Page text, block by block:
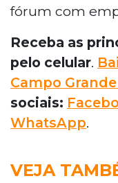
fórum com
Receba as
pelo celular.
Campo
sociais:
WhatsApp.
VEJA